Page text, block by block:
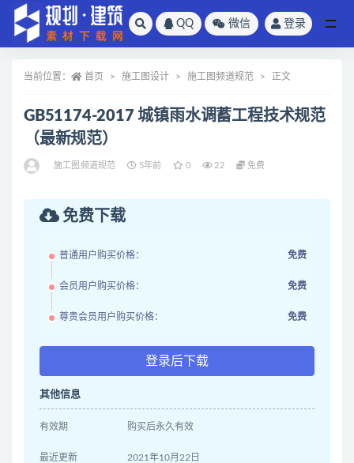
QQ 微信 登录
当前位置： 首页 施工图设计 施工图频道规范 正文
GB51174-2017 城镇雨水调蓄工程技术规范
（最新规范）
施工图频道规范 5年前 0 22 免费
免费下载
普通用户购买价格： 免费
会员用户购买价格： 免费
尊贵会员用户购买价格： 免费
登录后下载
其他信息
有效期 购买后永久有效
最近更新 2021年10月22日
全部